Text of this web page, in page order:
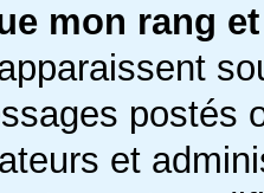
mon rang
postés
et